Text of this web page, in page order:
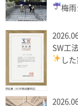
梅雨
SW工
した